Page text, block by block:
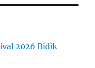
2026 Bidik